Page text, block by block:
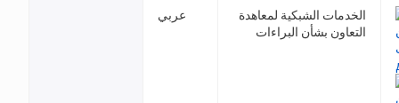
عربي
الخدمات الشبكية لمعاهدة
التعاون بشأن البراءات